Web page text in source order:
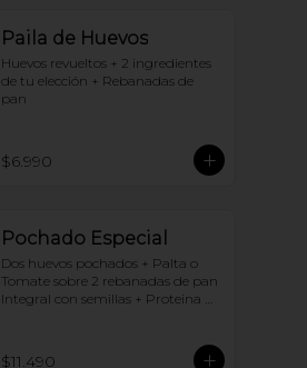
Paila de Huevos
Huevos revueltos + 2 ingredientes
de tu elección + Rebanadas de
pan
$6.990
Pochado Especial
Dos huevos pochados + Palta o
Tomate sobre 2 rebanadas de pan
Integral con semillas + Proteina
$11.490